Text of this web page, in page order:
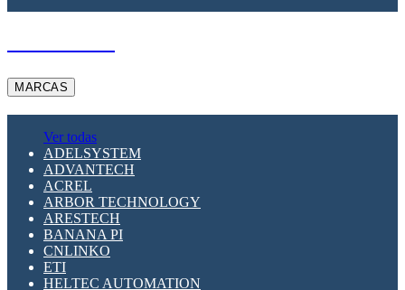
MARCAS
Ver todas
ADELSYSTEM
ADVANTECH
ACREL
ARBOR TECHNOLOGY
ARESTECH
BANANA PI
CNLINKO
ETI
HELTEC AUTOMATION